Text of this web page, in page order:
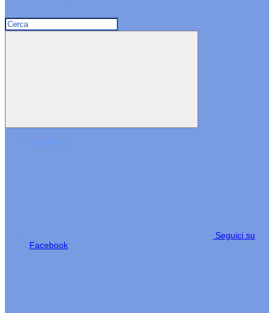
Seguici su
Seguici su
Facebook